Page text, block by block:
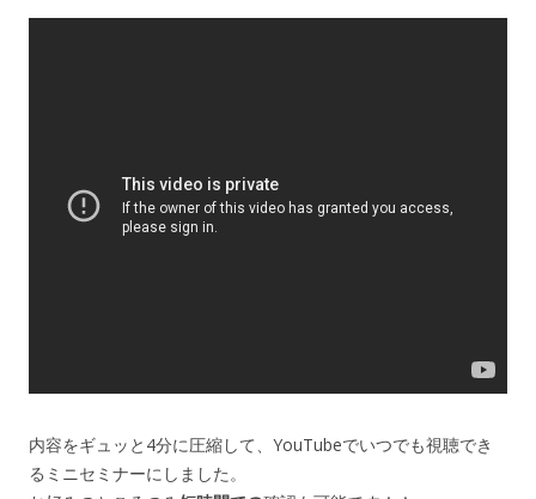
内容をギュッと4分に圧縮して、YouTubeでいつでも視聴でき
るミニセミナーにしました。